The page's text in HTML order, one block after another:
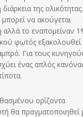
της
να ακούγεται
αλλά το εναπομείναν
φωτός εξακολουθεί
Για τους
ένας απλός
ορίζοντα
θα πραγματοποιηθεί